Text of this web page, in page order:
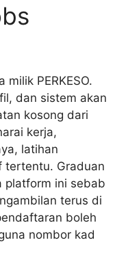
PERKESO.
dan sistem akan
kosong dari
kerja,
latihan
tertentu. Graduan
platform ini sebab
terus di
boleh
nombor kad